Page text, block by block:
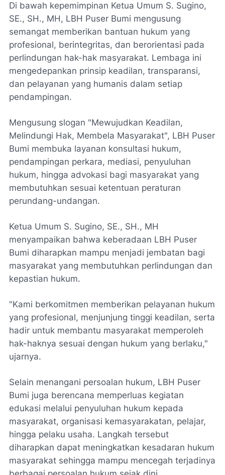
Di bawah kepemimpinan Ketua Umum S. Sugino,
SE., SH., MH, LBH Puser Bumi mengusung
semangat memberikan bantuan hukum yang
profesional, berintegritas, dan berorientasi pada
perlindungan hak-hak masyarakat. Lembaga ini
mengedepankan prinsip keadilan, transparansi,
dan pelayanan yang humanis dalam setiap
pendampingan.
Mengusung slogan "Mewujudkan Keadilan,
Melindungi Hak, Membela Masyarakat", LBH Puser
Bumi membuka layanan konsultasi hukum,
pendampingan perkara, mediasi, penyuluhan
hukum, hingga advokasi bagi masyarakat yang
membutuhkan sesuai ketentuan peraturan
perundang-undangan.
Ketua Umum S. Sugino, SE., SH., MH
menyampaikan bahwa keberadaan LBH Puser
Bumi diharapkan mampu menjadi jembatan bagi
masyarakat yang membutuhkan perlindungan dan
kepastian hukum.
"Kami berkomitmen memberikan pelayanan hukum
yang profesional, menjunjung tinggi keadilan, serta
hadir untuk membantu masyarakat memperoleh
hak-haknya sesuai dengan hukum yang berlaku,"
ujarnya.
Selain menangani persoalan hukum, LBH Puser
Bumi juga berencana memperluas kegiatan
edukasi melalui penyuluhan hukum kepada
masyarakat, organisasi kemasyarakatan, pelajar,
hingga pelaku usaha. Langkah tersebut
diharapkan dapat meningkatkan kesadaran hukum
masyarakat sehingga mampu mencegah terjadinya